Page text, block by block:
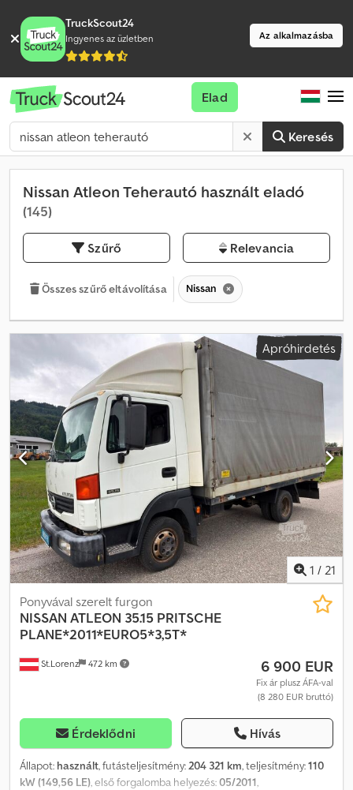
TruckScout24
Ingyenes az üzletben Az alkalmazásba
Keresés
Elad
Nissan Atleon Teherautó használt eladó
(145)
Szűrő Relevancia
Összes szűrő eltávolítása Nissan
Apróhirdetés
1 / 21
St.Lorenz 472 km
Ponyvával szerelt furgon
NISSAN ATLEON 35.15 PRITSCHE
PLANE*2011*EURO5*3,5T*
6 900 EUR
Fix ár plusz ÁFA-val
(8 280 EUR bruttó)
Érdeklődni Hívás
Állapot: használt, futásteljesítmény:204 321 km, teljesítmény:110
kW (149,56 LE), első forgalomba helyezés:05/2011,